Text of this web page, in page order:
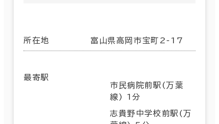
所在地 富山県高岡市宝町2-17
最寄駅
市民病院前駅(万葉
線) 1分
志貴野中学校前駅(万